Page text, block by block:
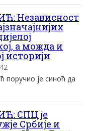
Независност
а можда и
историји
поручио је синоћ да
СПЦ је
Србије и